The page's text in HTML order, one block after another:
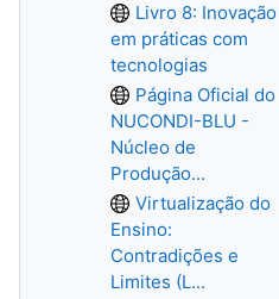
Livro 8: Inovação
em práticas com
tecnologias
Página Oficial do
NUCONDI-BLU -
Núcleo de
Produção...
Virtualização do
Ensino:
Contradições e
Limites (L...